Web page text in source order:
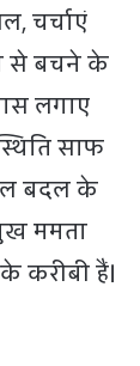
चर्चाएं
से बचने के
लगाए
साफ
बदल के
ममता
करीबी हैं।